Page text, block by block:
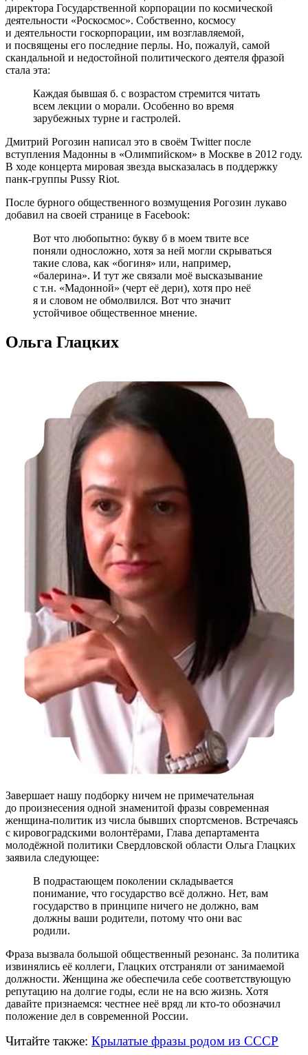
директора Государственной корпорации по космической
деятельности «Роскосмос». Собственно, космосу
и деятельности госкорпорации, им возглавляемой,
и посвящены его последние перлы. Но, пожалуй, самой
скандальной и недостойной политического деятеля фразой
стала эта:
Каждая бывшая б. с возрастом стремится читать
всем лекции о морали. Особенно во время
зарубежных турне и гастролей.
Дмитрий Рогозин написал это в своём Twitter после
вступления Мадонны в «Олимпийском» в Москве в 2012 году.
В ходе концерта мировая звезда высказалась в поддержку
панк-группы Pussy Riot.
После бурного общественного возмущения Рогозин лукаво
добавил на своей странице в Facebook:
Вот что любопытно: букву б в моем твите все
поняли односложно, хотя за ней могли скрываться
такие слова, как «богиня» или, например,
«балерина». И тут же связали моё высказывание
с т.н. «Мадонной» (черт её дери), хотя про неё
я и словом не обмолвился. Вот что значит
устойчивое общественное мнение.
Ольга Глацких
Завершает нашу подборку ничем не примечательная
до произнесения одной знаменитой фразы современная
женщина-политик из числа бывших спортсменов. Встречаясь
с кировоградскими волонтёрами, Глава департамента
молодёжной политики Свердловской области Ольга Глацких
заявила следующее:
В подрастающем поколении складывается
понимание, что государство всё должно. Нет, вам
государство в принципе ничего не должно, вам
должны ваши родители, потому что они вас
родили.
Фраза вызвала большой общественный резонанс. За политика
извинялись её коллеги, Глацких отстраняли от занимаемой
должности. Женщина же обеспечила себе соответствующую
репутацию на долгие годы, если не на всю жизнь. Хотя
давайте признаемся: честнее неё вряд ли кто-то обозначил
положение дел в современной России.
Читайте также: Крылатые фразы родом из СССР